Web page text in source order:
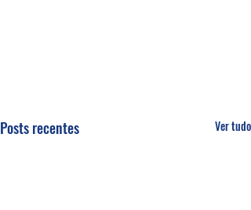
Posts recentes Ver tudo